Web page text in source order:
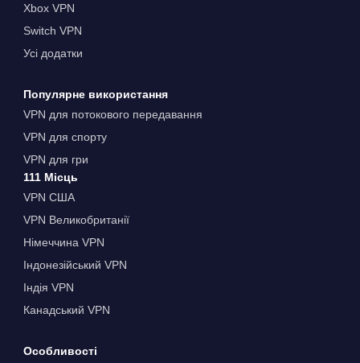
Xbox VPN
Switch VPN
Усі додатки
Популярне використання
VPN для потокового передавання
VPN для спорту
VPN для гри
111 Місць
VPN США
VPN Великобританії
Німеччина VPN
Індонезійський VPN
Індія VPN
Канадський VPN
Особливості